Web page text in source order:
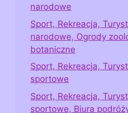
narodowe
Sport, Rekreacja,
narodowe, Ogrody
botaniczne
Sport, Rekreacja,
sportowe
Sport, Rekreacja,
sportowe, Biura